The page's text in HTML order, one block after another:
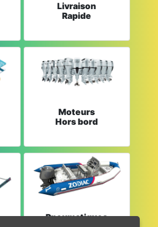
Livraison
Rapide
Moteurs
Hors bord
Pneumatiques